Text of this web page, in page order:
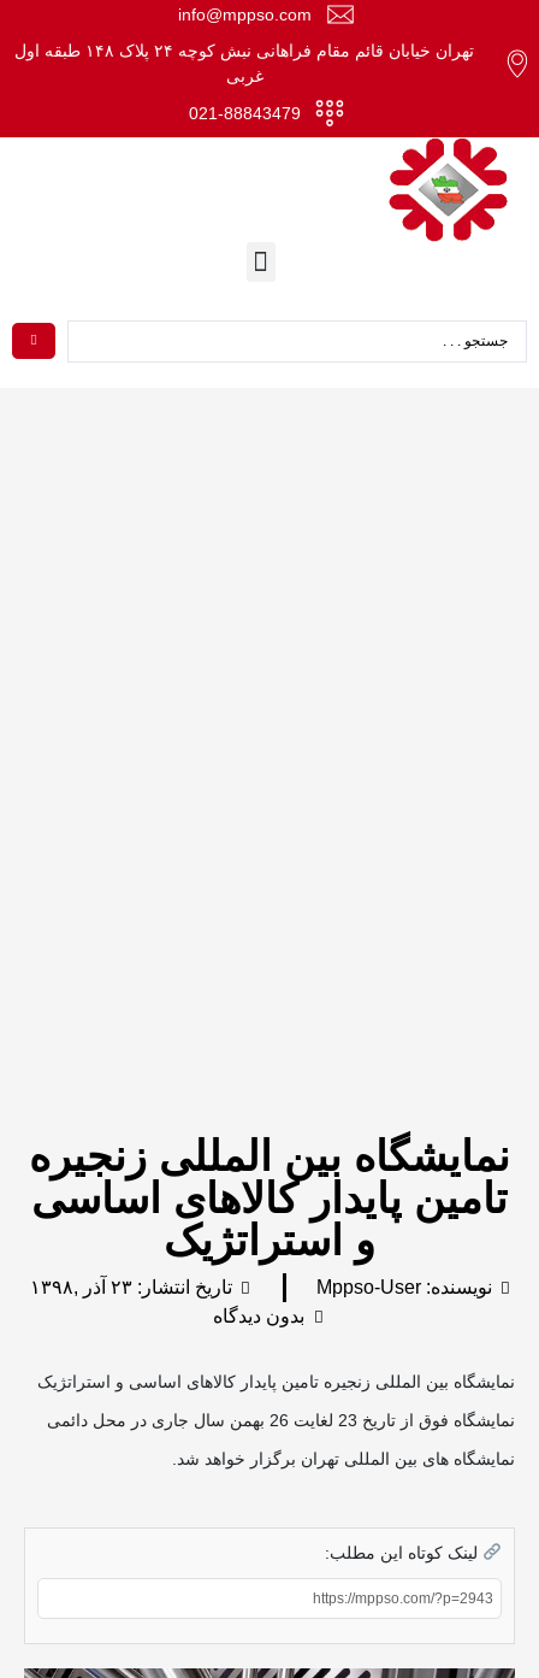
info@mppso.com
تهران خیابان قائم مقام فراهانی نبش کوچه ۲۴ پلاک ۱۴۸ طبقه اول
غربی
021-88843479
نمایشگاه بین المللی زنجیره
تامین پایدار کالاهای اساسی
و استراتژیک
نویسنده:Mppso-User تاریخ انتشار:۲۳ آذر ,۱۳۹۸
بدون دیدگاه
نمایشگاه بین المللی زنجیره تامین پایدار کالاهای اساسی و استراتژیک
نمایشگاه فوق از تاریخ 23 لغایت 26 بهمن سال جاری در محل دائمی
نمایشگاه های بین المللی تهران برگزار خواهد شد.
لینک کوتاه این مطلب: